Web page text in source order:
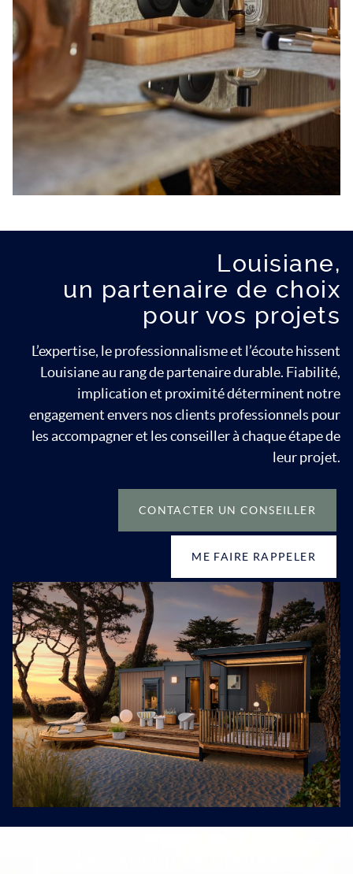
Louisiane,
un partenaire de choix
pour vos projets
L’expertise, le professionnalisme et l’écoute hissent
Louisiane au rang de partenaire durable. Fiabilité,
implication et proximité déterminent notre
engagement envers nos clients professionnels pour
les accompagner et les conseiller à chaque étape de
leur projet.
CONTACTER UN CONSEILLER
ME FAIRE RAPPELER